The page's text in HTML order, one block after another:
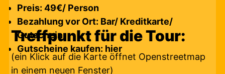
Preis: 49€/ Person
Bezahlung vor Ort: Bar/ Kreditkarte/
Gutschein
Gutscheine kaufen: hier
Treffpunkt für die Tour:
(ein Klick auf die Karte öffnet Openstreetmap
in einem neuen Fenster)